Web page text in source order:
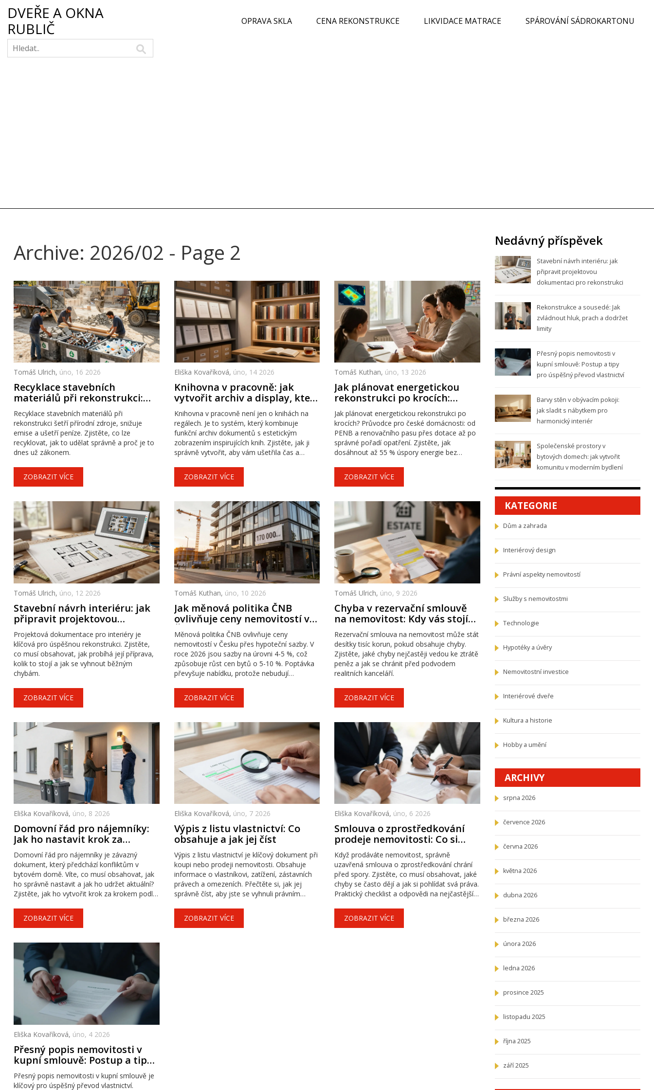
DVEŘE A OKNA
RUBLIČ
OPRAVA SKLA CENA REKONSTRUKCE LIKVIDACE MATRACE SPÁROVÁNÍ SÁDROKARTONU
Archive: 2026/02 - Page 2
Tomáš Ulrich, úno, 16 2026
Recyklace stavebních
materiálů při rekonstrukci:
jak šetřit peníze a životní
prostředí
Recyklace stavebních materiálů při
rekonstrukci šetří přírodní zdroje, snižuje
emise a ušetří peníze. Zjistěte, co lze
recyklovat, jak to udělat správně a proč je to
dnes už zákonem.
ZOBRAZIT VÍCE
Eliška Kovaříková, úno, 14 2026
Knihovna v pracovně: jak
vytvořit archiv a display, které
fungují
Knihovna v pracovně není jen o knihách na
regálech. Je to systém, který kombinuje
funkční archiv dokumentů s estetickým
zobrazením inspirujících knih. Zjistěte, jak ji
správně vytvořit, aby vám ušetřila čas a
ZOBRAZIT VÍCE
Tomáš Kuthan, úno, 13 2026
Jak plánovat energetickou
rekonstrukci po krocích:
Praktický návod pro české
domácnosti
Jak plánovat energetickou rekonstrukci po
krocích? Průvodce pro české domácnosti: od
PENB a renovačního pasu přes dotace až po
správné pořadí opatření. Zjistěte, jak
dosáhnout až 55 % úspory energie bez
ZOBRAZIT VÍCE
Tomáš Ulrich, úno, 12 2026
Stavební návrh interiéru: jak
připravit projektovou
dokumentaci pro
rekonstrukci
Projektová dokumentace pro interiéry je
klíčová pro úspěšnou rekonstrukci. Zjistěte,
co musí obsahovat, jak probíhá její příprava,
kolik to stojí a jak se vyhnout běžným
chybám.
ZOBRAZIT VÍCE
Tomáš Kuthan, úno, 10 2026
Jak měnová politika ČNB
ovlivňuje ceny nemovitostí v
ČR v roce 2026
Měnová politika ČNB ovlivňuje ceny
nemovitostí v Česku přes hypoteční sazby. V
roce 2026 jsou sazby na úrovni 4-5 %, což
způsobuje růst cen bytů o 5-10 %. Poptávka
převyšuje nabídku, protože nebudují
170 tisíc korun za metr čtvereční.
ZOBRAZIT VÍCE
Tomáš Ulrich, úno, 9 2026
Chyba v rezervační smlouvě
na nemovitost: Kdy vás stojí
desítky tisíc korun
Rezervační smlouva na nemovitost může stát
desítky tisíc korun, pokud obsahuje chyby.
Zjistěte, jaké chyby nejčastěji vedou ke ztrátě
peněz a jak se chránit před podvodem
realitních kanceláří.
ZOBRAZIT VÍCE
Eliška Kovaříková, úno, 8 2026
Domovní řád pro nájemníky:
Jak ho nastavit krok za
krokem
Domovní řád pro nájemníky je závazný
dokument, který předchází konfliktům v
bytovém domě. Víte, co musí obsahovat, jak
ho správně nastavit a jak ho udržet aktuální?
Zjistěte, jak ho vytvořit krok za krokem podle
ZOBRAZIT VÍCE
Eliška Kovaříková, úno, 7 2026
Výpis z listu vlastnictví: Co
obsahuje a jak jej číst
Výpis z listu vlastnictví je klíčový dokument při
koupi nebo prodeji nemovitosti. Obsahuje
informace o vlastníkovi, zatížení, zástavních
právech a omezeních. Přečtěte si, jak jej
správně číst, aby jste se vyhnuli právním
ZOBRAZIT VÍCE
Eliška Kovaříková, úno, 6 2026
Smlouva o zprostředkování
prodeje nemovitosti: Co si
pohlídat a jak se vyhnout
chybám
Když prodáváte nemovitost, správně
uzavřená smlouva o zprostředkování chrání
před spory. Zjistěte, co musí obsahovat, jaké
chyby se často dějí a jak si pohlídat svá práva.
Praktický checklist a odpovědi na nejčastější
ZOBRAZIT VÍCE
Eliška Kovaříková, úno, 4 2026
Přesný popis nemovitosti v
kupní smlouvě: Postup a tipy
pro úspěšný převod
vlastnictví
Přesný popis nemovitosti v kupní smlouvě je
klíčový pro úspěšný převod vlastnictví.
Nedávný příspěvek
Stavební návrh interiéru: jak
připravit projektovou
dokumentaci pro rekonstrukci
Rekonstrukce a sousedé: Jak
zvládnout hluk, prach a dodržet
limity
Přesný popis nemovitosti v
kupní smlouvě: Postup a tipy
pro úspěšný převod vlastnictví
Barvy stěn v obývacím pokoji:
jak sladit s nábytkem pro
harmonický interiér
Společenské prostory v
bytových domech: jak vytvořit
komunitu v moderním bydlení
KATEGORIE
Dům a zahrada
Interiérový design
Právní aspekty nemovitostí
Služby s nemovitostmi
Technologie
Hypotéky a úvěry
Nemovitostní investice
Interiérové dveře
Kultura a historie
Hobby a umění
ARCHIVY
srpna 2026
července 2026
června 2026
května 2026
dubna 2026
března 2026
února 2026
ledna 2026
prosince 2025
listopadu 2025
října 2025
září 2025